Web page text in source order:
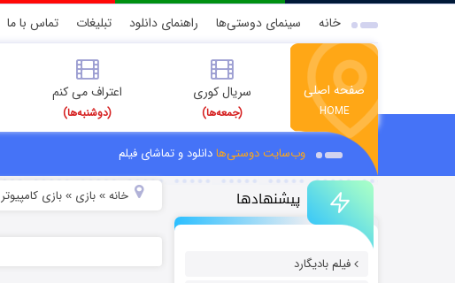
خانه سینمای دوستی‌ها راهنمای دانلود تبلیغات تماس با ما
صفحه اصلی
HOME
سریال کوری
(جمعه‌ها)
اعتراف می کنم
(دوشنبه‌ها)
وب‌سایت دوستی‌هادانلود و تماشای فیلم
پیشنهادها
فیلم بادیگارد
خانه» بازی » بازی کامپیوتر